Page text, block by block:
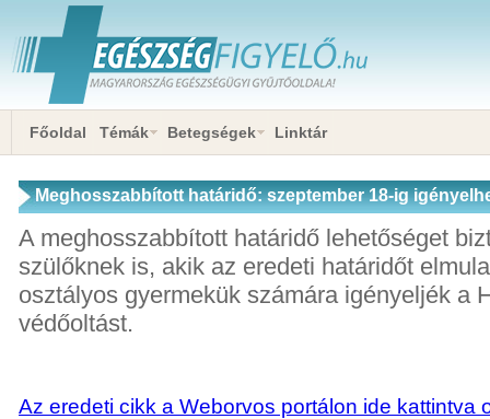
Főoldal Témák Betegségek Linktár
Meghosszabbított határidő: szeptember 18-ig
védőoltás az iskolákban
A meghosszabbított határidő lehetőséget
szülőknek is, akik az eredeti határidőt
osztályos gyermekük számára igényeljék a
védőoltást.
Az eredeti cikk a Weborvos portálon ide kattintva